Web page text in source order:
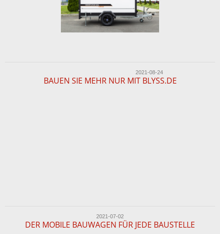
2021-08-24
BAUEN SIE MEHR NUR MIT BLYSS.DE
2021-07-02
DER MOBILE BAUWAGEN FÜR JEDE BAUSTELLE